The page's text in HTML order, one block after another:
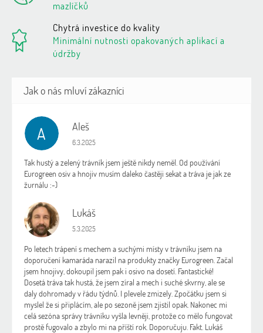
mazlíčků
Chytrá investice do kvality
Minimální nutnosti opakovaných aplikací a
údržby
A Aleš
Hodnocení obchodu je 5 z 5 hvězdiček.
6.3.2025
Tak hustý a zelený trávník jsem ještě nikdy neměl. Od používání
Eurogreen osiv a hnojiv musím daleko častěji sekat a tráva je jak ze
žurnálu :-)
L Lukáš
Hodnocení obchodu je 5 z 5 hvězdiček.
5.3.2025
Po letech trápení s mechem a suchými místy v trávníku jsem na
doporučení kamaráda narazil na produkty značky Eurogreen. Začal
jsem hnojivy, dokoupil jsem pak i osivo na dosetí. Fantastické!
Dosetá tráva tak hustá, že jsem zíral a mech i suché skvrny, ale se
daly dohromady v řádu týdnů. I plevele zmizely. Zpočátku jsem si
myslel že si připlácím, ale po sezoně jsem zjistil opak. Nakonec mi
celá sezóna správy trávníku vyšla levněji, protože co mělo fungovat
prostě fugovalo a zbylo mi na příští rok. Doporučuju. Fakt. Lukáš